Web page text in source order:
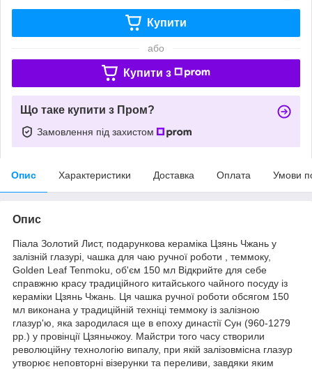
Купити
або
Купити з
Що таке купити з Пром?
Замовлення під захистом
Опис Характеристики Доставка Оплата Умови
Опис
Піала Золотий Лист, подарункова кераміка Цзянь Чжань у
залізній глазурі, чашка для чаю ручної роботи , теммоку,
Golden Leaf Tenmoku, об'єм 150 мл Відкрийте для себе
справжню красу традиційного китайського чайного посуду із
кераміки Цзянь Чжань. Ця чашка ручної роботи обсягом 150
мл виконана у традиційній техніці теммоку із залізною
глазур'ю, яка зародилася ще в епоху династії Сун (960-1279
рр.) у провінції Цзяньчжоу. Майстри того часу створили
революційну технологію випалу, при якій залізовмісна глазур
утворює неповторні візерунки та переливи, завдяки яким